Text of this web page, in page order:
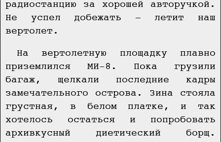
радиостанцию за хорошей авторучкой.
Не успел добежать — летит наш
вертолет.
На вертолетную площадку плавно
приземлился МИ-8. Пока грузили
багаж, щелкали последние кадры
замечательного острова. Зина стояла
грустная, в белом платке, и так
хотелось остаться и попробовать
архивкусный диетический борщ.